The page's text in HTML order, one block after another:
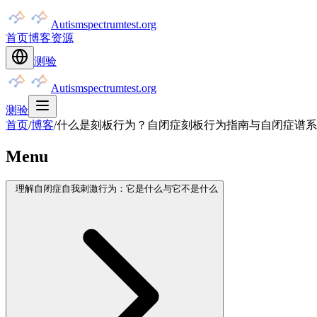
Autismspectrumtest.org
首页博客资源
测验
Autismspectrumtest.org
测验
首页/博客/什么是刻板行为？自闭症刻板行为指南与自闭症谱
Menu
理解自闭症自我刺激行为：它是什么与它不是什么